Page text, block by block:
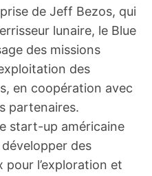
de Jeff Bezos, qui
lunaire, le Blue
des missions
des
en coopération avec
partenaires.
start-up américaine
des
pour l’exploration et